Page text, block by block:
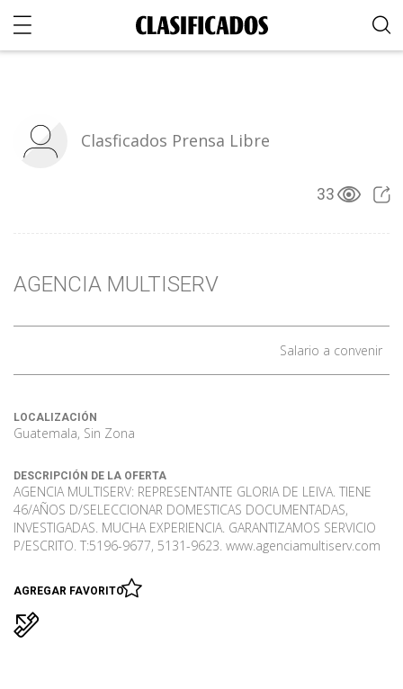
Clasficados Prensa Libre
33
AGENCIA MULTISERV
Salario a convenir
LOCALIZACIÓN
Guatemala, Sin Zona
DESCRIPCIÓN DE LA OFERTA
AGENCIA MULTISERV: REPRESENTANTE GLORIA DE LEIVA. TIENE
46/AÑOS D/SELECCIONAR DOMESTICAS DOCUMENTADAS,
INVESTIGADAS. MUCHA EXPERIENCIA. GARANTIZAMOS SERVICIO
P/ESCRITO. T:5196-9677, 5131-9623. www.agenciamultiserv.com
AGREGAR FAVORITO